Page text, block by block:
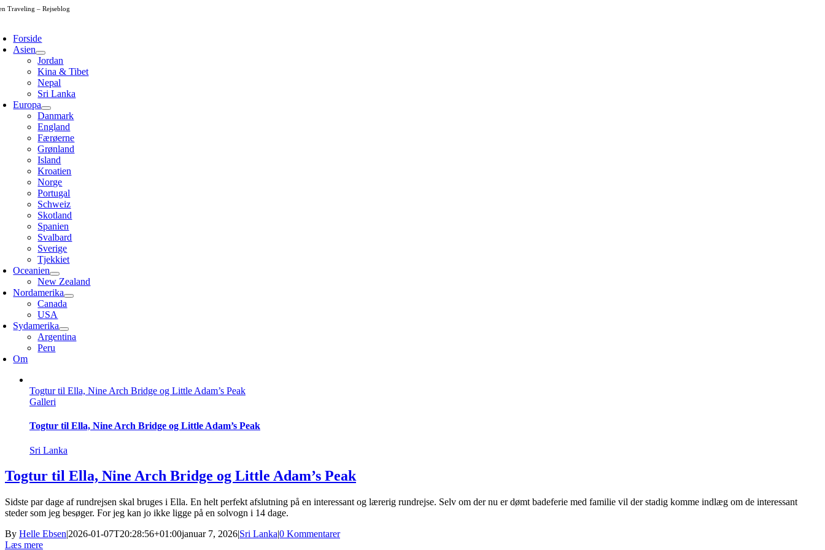
Skip
Traveling – Rejseblog
Forside
Asien
Jordan
Kina & Tibet
Nepal
Sri Lanka
Europa
Danmark
England
Færøerne
Grønland
Island
Kroatien
Norge
Portugal
Schweiz
Skotland
Spanien
Svalbard
Sverige
Tjekkiet
Oceanien
New Zealand
Nordamerika
Canada
USA
Sydamerika
Argentina
Peru
Om
Togtur til Ella, Nine Arch Bridge og Little Adam’s Peak
Galleri
Togtur til Ella, Nine Arch Bridge og Little Adam’s Peak
Sri Lanka
Togtur til Ella, Nine Arch Bridge og Little Adam’s Peak
Sidste par dage af rundrejsen skal bruges i Ella. En helt perfekt afslutning på en interessant og lærerig rundrejse. Selv om der nu er dømt badeferie med familie vil der stadig komme indlæg om de interessant
steder som jeg besøger. For jeg kan jo ikke ligge på en solvogn i 14 dage.
By Helle Ebsen|2026-01-07T20:28:56+01:00januar 7, 2026|Sri Lanka|0 Kommentarer
Læs mere